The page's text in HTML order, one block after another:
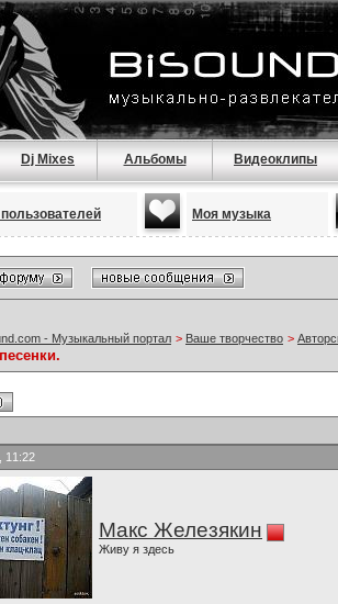
Dj Mixes Альбомы Видеоклипы
Моя музыка
- Музыкальный портал > Ваше творчество >
11:22
Макс Железякин
Живу я здесь